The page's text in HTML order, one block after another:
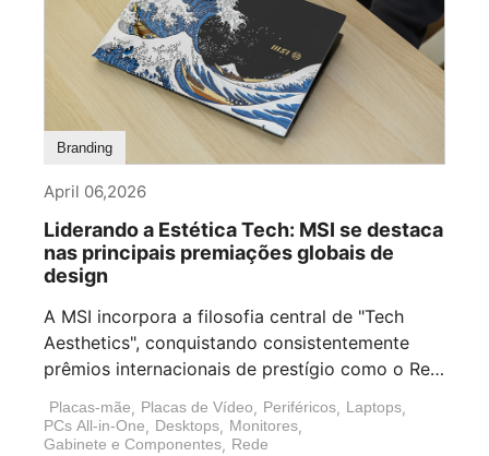
Branding
April 06,2026
Liderando a Estética Tech: MSI se destaca
nas principais premiações globais de
design
A MSI incorpora a filosofia central de "Tech
Aesthetics", conquistando consistentemente
prêmios internacionais de prestígio como o Red
Placas-mãe, Placas de Vídeo, Periféricos, Laptops,
PCs All-in-One, Desktops, Monitores,
Gabinete e Componentes, Rede